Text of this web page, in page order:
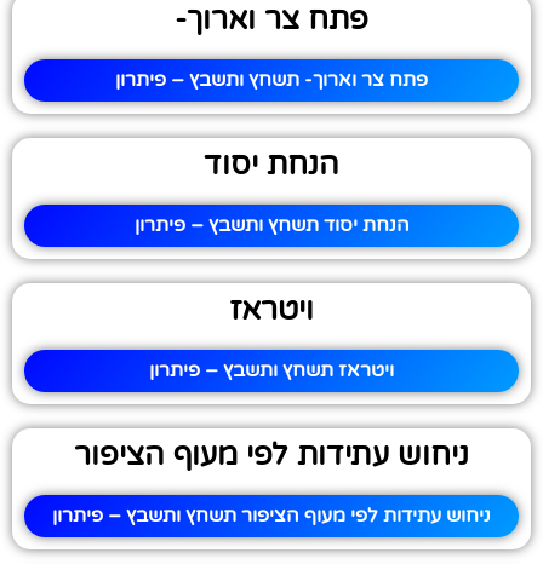
פתח צר וארוך-
פתח צר וארוך- תשחץ ותשבץ – פיתרון
הנחת יסוד
הנחת יסוד תשחץ ותשבץ – פיתרון
ויטראז
ויטראז תשחץ ותשבץ – פיתרון
ניחוש עתידות לפי מעוף הציפור
ניחוש עתידות לפי מעוף הציפור תשחץ ותשבץ – פיתרון